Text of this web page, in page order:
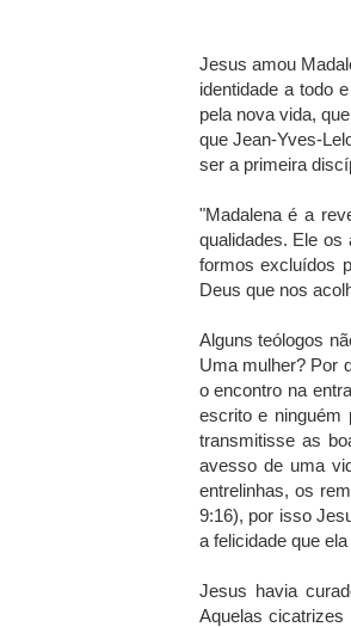
Jesus amou
identidade a todo
pela nova vida,
que Jean-Yves-
ser a primeira
"Madalena é a
qualidades. Ele
formos excluídos
Deus que nos
Alguns teólogos
Uma mulher? Por
o encontro na
escrito e ninguém
transmitisse as
avesso de uma
entrelinhas, os
9:16), por isso
a felicidade que
Jesus havia
Aquelas